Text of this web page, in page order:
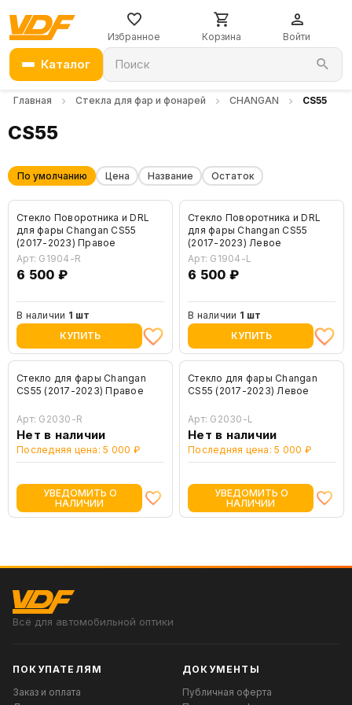
Избранное Корзина Войти
Каталог Поиск
Главная Стекла для фар и фонарей CHANGAN CS55
CS55
По умолчанию Цена Название Остаток
Стекло Поворотника и DRL
для фары Changan CS55
(2017-2023) Правое
Арт: G1904-R
6 500 ₽
В наличии 1 шт
КУПИТЬ
Стекло Поворотника и DRL
для фары Changan CS55
(2017-2023) Левое
Арт: G1904-L
6 500 ₽
В наличии 1 шт
КУПИТЬ
Стекло для фары Changan
CS55 (2017-2023) Правое
Арт: G2030-R
Нет в наличии
Последняя цена: 5 000 ₽
УВЕДОМИТЬ О
НАЛИЧИИ
Стекло для фары Changan
CS55 (2017-2023) Левое
Арт: G2030-L
Нет в наличии
Последняя цена: 5 000 ₽
УВЕДОМИТЬ О
НАЛИЧИИ
Всё для автомобильной оптики
ПОКУПАТЕЛЯМ
Заказ и оплата
ДОКУМЕНТЫ
Публичная оферта